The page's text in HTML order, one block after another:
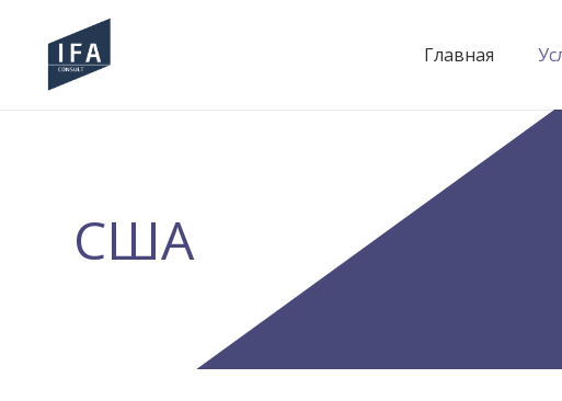
Главная
США